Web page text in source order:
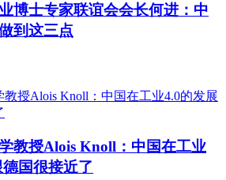
博士专家联谊会会长何进：中
到这三点
教授Alois Knoll：中国在工业
国很接近了